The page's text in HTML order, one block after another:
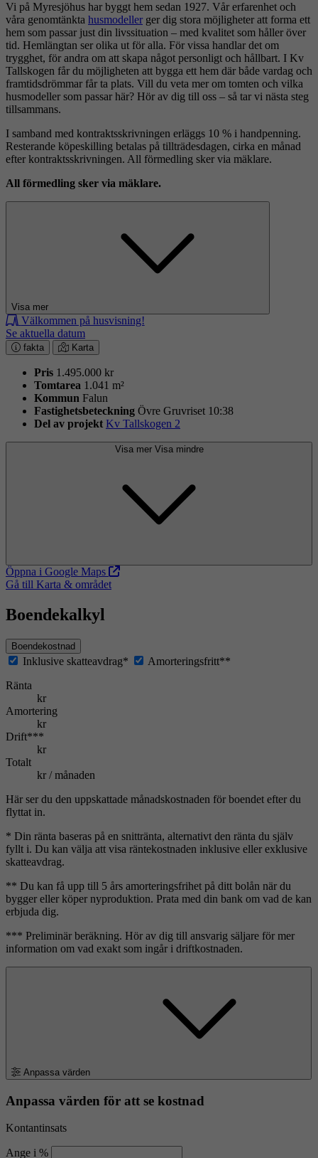
Vi på Myresjöhus har byggt hem sedan 1927. Vår erfarenhet och
våra genomtänkta husmodeller ger dig stora möjligheter att forma ett
hem som passar just din livssituation – med kvalitet som håller över
tid. Hemlängtan ser olika ut för alla. För vissa handlar det om
trygghet, för andra om att skapa något personligt och hållbart. I Kv
Tallskogen får du möjligheten att bygga ett hem där både vardag och
framtidsdrömmar får ta plats. Vill du veta mer om tomten och vilka
husmodeller som passar här? Hör av dig till oss – så tar vi nästa steg
tillsammans.
I samband med kontraktsskrivningen erläggs 10 % i handpenning.
Resterande köpeskilling betalas på tillträdesdagen, cirka en månad
efter kontraktsskrivningen. All förmedling sker via mäklare.
All förmedling sker via mäklare.
Visa mer
Välkommen på husvisning!
Se aktuella datum
fakta Karta
Pris 1.495.000 kr
Tomtarea 1.041 m²
Kommun Falun
Fastighets­beteckning Övre Gruvriset 10:38
Del av projekt Kv Tallskogen 2
Visa mer Visa mindre
Öppna i Google Maps
Gå till Karta & området
Boendekalkyl
Boendekostnad
Inklusive skatteavdrag*
Amorteringsfritt**
Ränta
kr
Amortering
kr
Drift***
kr
Totalt
kr / månaden
Här ser du den uppskattade månadskostnaden för boendet efter du
flyttat in.
* Din ränta baseras på en snittränta, alternativt den ränta du själv
fyllt i. Du kan välja att visa räntekostnaden inklusive eller exklusive
skatteavdrag.
** Du kan få upp till 5 års amorteringsfrihet på ditt bolån när du
bygger eller köper nyproduktion. Prata med din bank om vad de kan
erbjuda dig.
*** Preliminär beräkning. Hör av dig till ansvarig säljare för mer
information om vad exakt som ingår i driftkostnaden.
Anpassa värden
Anpassa värden för att se kostnad
Kontantinsats
Ange i %